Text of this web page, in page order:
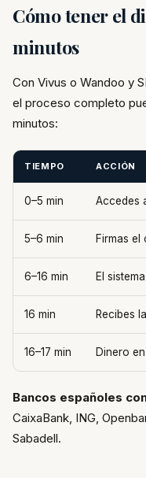
Cómo tener el
minutos
Con Vivus o Wandoo y
el proceso completo
minutos:
TIEMPO ACCIÓN
0–5 min Accedes
5–6 min Firmas
6–16 min El
16 min Recibes
16–17 min Dinero
Bancos españoles
CaixaBank, ING,
Sabadell.